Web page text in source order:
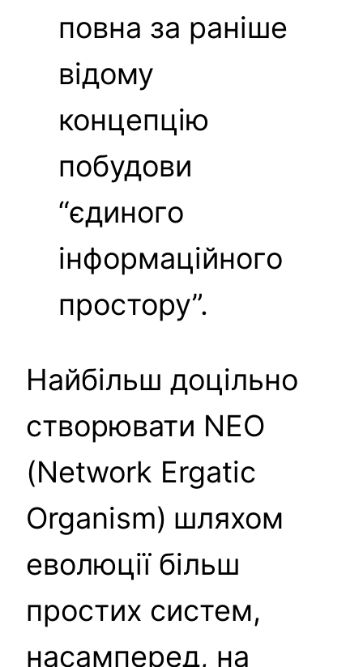
повна за раніше
відому
концепцію
побудови
“єдиного
інформаційного
простору”.
Найбільш доцільно
створювати NEO
(Network Ergatic
Organism) шляхом
еволюції більш
простих систем,
насамперед, на